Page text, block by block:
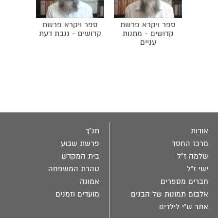
ספר ויקרא פרשת
קדושים - מתנות
עניים
ספר ויקרא פרשת
קדושים - גנבת דעת
אודות
מרכז החסד
שלמה ז"ל
ישי ז"ל
חברים מספרים
אלבום תמונות של הבנים
אתר ש"י לילדים
תנ"ך
פרשת שבוע
בית המקדש
טהרת המשפחה
אמונה
מועדים וזמנים